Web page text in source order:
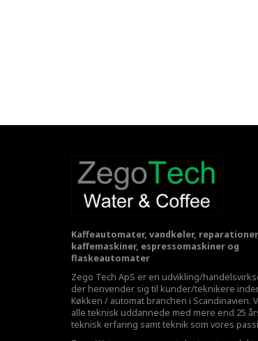
Kaffeautomater, vandkøler,
kaffemaskiner, espressomaskiner og
flaskeautomater
Zego Tech ApS er en udvikling/
der henvender sig til kunder/teknikere
Køkken / automat branchen i Scandinavien.
alle teknisk uddannede med mere end 25
teknisk erfaring samt teknik som vores